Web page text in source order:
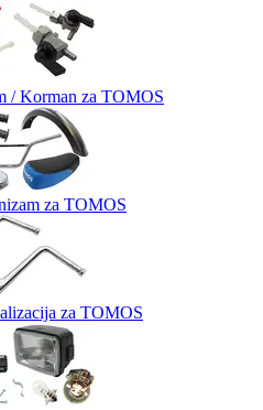
/ Korman za TOMOS
za TOMOS
za TOMOS